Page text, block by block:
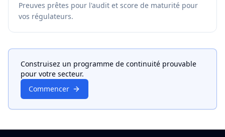
Preuves prêtes pour l'audit et score de maturité pour
vos régulateurs.
Construisez un programme de continuité prouvable
pour votre secteur.
Commencer